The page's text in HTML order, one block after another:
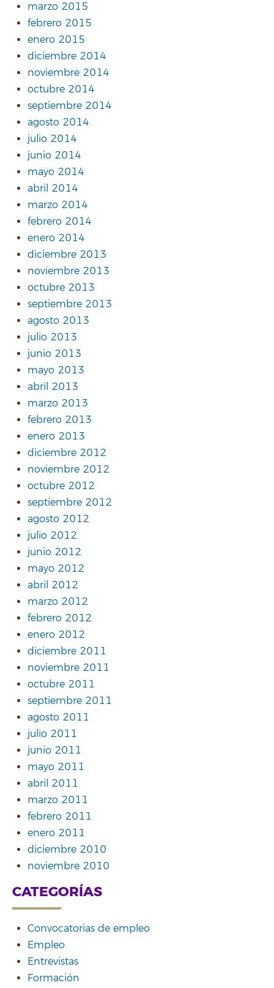
marzo 2015
febrero 2015
enero 2015
diciembre 2014
noviembre 2014
octubre 2014
septiembre 2014
agosto 2014
julio 2014
junio 2014
mayo 2014
abril 2014
marzo 2014
febrero 2014
enero 2014
diciembre 2013
noviembre 2013
octubre 2013
septiembre 2013
agosto 2013
julio 2013
junio 2013
mayo 2013
abril 2013
marzo 2013
febrero 2013
enero 2013
diciembre 2012
noviembre 2012
octubre 2012
septiembre 2012
agosto 2012
julio 2012
junio 2012
mayo 2012
abril 2012
marzo 2012
febrero 2012
enero 2012
diciembre 2011
noviembre 2011
octubre 2011
septiembre 2011
agosto 2011
julio 2011
junio 2011
mayo 2011
abril 2011
marzo 2011
febrero 2011
enero 2011
diciembre 2010
noviembre 2010
CATEGORÍAS
Convocatorias de empleo
Empleo
Entrevistas
Formación